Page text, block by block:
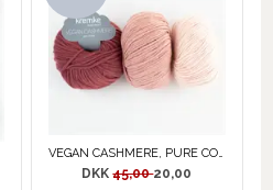
VEGAN CASHMERE, PURE COTTON
DKK45,0020,00